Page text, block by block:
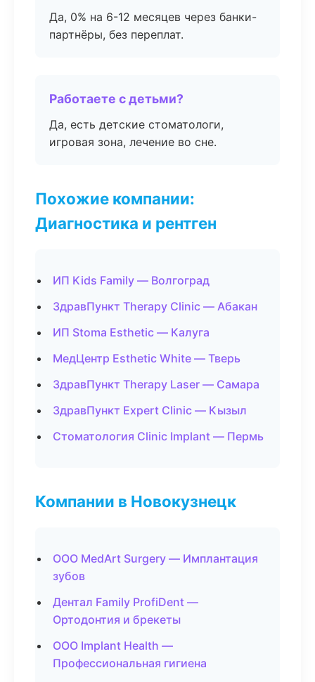
Да, 0% на 6-12 месяцев через банки-
партнёры, без переплат.
Работаете с детьми?
Да, есть детские стоматологи,
игровая зона, лечение во сне.
Похожие компании:
Диагностика и рентген
ИП Kids Family — Волгоград
ЗдравПункт Therapy Clinic — Абакан
ИП Stoma Esthetic — Калуга
МедЦентр Esthetic White — Тверь
ЗдравПункт Therapy Laser — Самара
ЗдравПункт Expert Clinic — Кызыл
Стоматология Clinic Implant — Пермь
Компании в Новокузнецк
ООО MedArt Surgery — Имплантация
зубов
Дентал Family ProfiDent —
Ортодонтия и брекеты
ООО Implant Health —
Профессиональная гигиена